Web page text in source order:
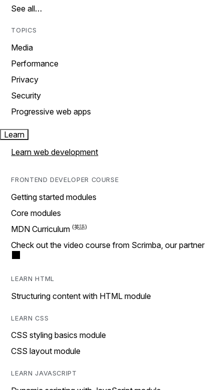
See all…
TOPICS
Media
Performance
Privacy
Security
Progressive web apps
Learn
Learn web development
FRONTEND DEVELOPER COURSE
Getting started modules
Core modules
MDN Curriculum
Check out the video course from Scrimba, our partner
LEARN HTML
Structuring content with HTML module
LEARN CSS
CSS styling basics module
CSS layout module
LEARN JAVASCRIPT